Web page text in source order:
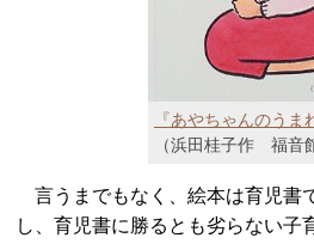
『あやちゃんのうま
（浜田桂子作 福音
言うまでもなく、絵本は育児書
し、育児書に勝るとも劣らない子